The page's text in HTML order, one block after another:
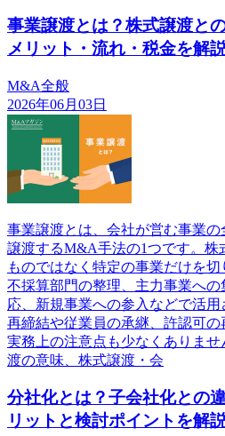
事業譲渡とは？株式譲渡と
メリット・流れ・税金を解
M&A全般
2026年06月03日
事業譲渡とは、会社が営む事業
譲渡するM&A手法の1つです。株
ものではなく特定の事業だけを切
不採算部門の整理、主力事業へ
応、新規事業への参入などで活
再締結や従業員の承継、許認可の
実務上の注意点も少なくありま
渡の意味、株式譲渡・会
分社化とは？子会社化との
リットと検討ポイントを解